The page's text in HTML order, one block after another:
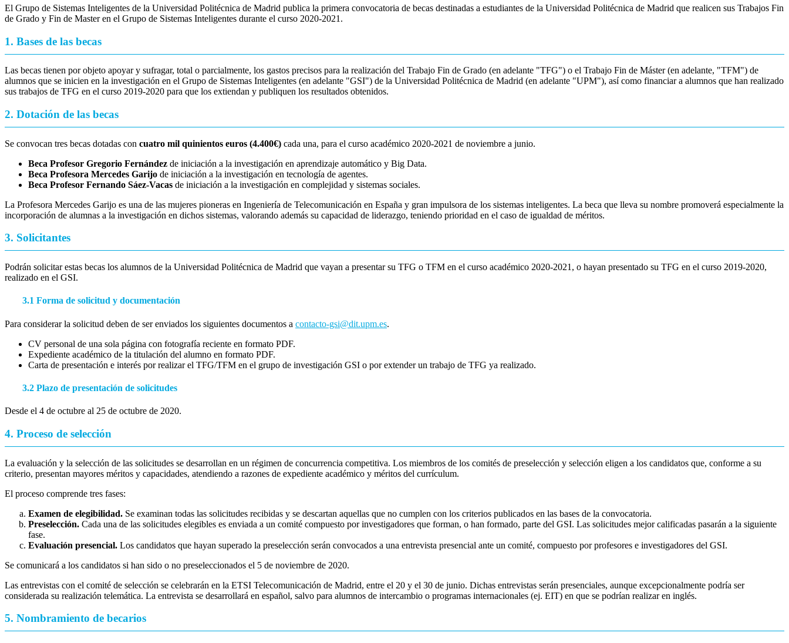
El Grupo de Sistemas Inteligentes de la Universidad Politécnica de Madrid publica la primera convocatoria de becas destinadas a estudiantes de la Universidad Politécnica de Madrid que realicen sus Trabajos Fin
de Grado y Fin de Master en el Grupo de Sistemas Inteligentes durante el curso 2020-2021.
1. Bases de las becas
Las becas tienen por objeto apoyar y sufragar, total o parcialmente, los gastos precisos para la realización del Trabajo Fin de Grado (en adelante "TFG") o el Trabajo Fin de Máster (en adelante, "TFM") de
alumnos que se inicien en la investigación en el Grupo de Sistemas Inteligentes (en adelante "GSI") de la Universidad Politécnica de Madrid (en adelante "UPM"), así como financiar a alumnos que han realizado
sus trabajos de TFG en el curso 2019-2020 para que los extiendan y publiquen los resultados obtenidos.
2. Dotación de las becas
Se convocan tres becas dotadas con cuatro mil quinientos euros (4.400€) cada una, para el curso académico 2020-2021 de noviembre a junio.
Beca Profesor Gregorio Fernández de iniciación a la investigación en aprendizaje automático y Big Data.
Beca Profesora Mercedes Garijo de iniciación a la investigación en tecnología de agentes.
Beca Profesor Fernando Sáez-Vacas de iniciación a la investigación en complejidad y sistemas sociales.
La Profesora Mercedes Garijo es una de las mujeres pioneras en Ingeniería de Telecomunicación en España y gran impulsora de los sistemas inteligentes. La beca que lleva su nombre promoverá especialmente la
incorporación de alumnas a la investigación en dichos sistemas, valorando además su capacidad de liderazgo, teniendo prioridad en el caso de igualdad de méritos.
3. Solicitantes
Podrán solicitar estas becas los alumnos de la Universidad Politécnica de Madrid que vayan a presentar su TFG o TFM en el curso académico 2020-2021, o hayan presentado su TFG en el curso 2019-2020,
realizado en el GSI.
3.1 Forma de solicitud y documentación
Para considerar la solicitud deben de ser enviados los siguientes documentos a contacto-gsi@dit.upm.es.
CV personal de una sola página con fotografía reciente en formato PDF.
Expediente académico de la titulación del alumno en formato PDF.
Carta de presentación e interés por realizar el TFG/TFM en el grupo de investigación GSI o por extender un trabajo de TFG ya realizado.
3.2 Plazo de presentación de solicitudes
Desde el 4 de octubre al 25 de octubre de 2020.
4. Proceso de selección
La evaluación y la selección de las solicitudes se desarrollan en un régimen de concurrencia competitiva. Los miembros de los comités de preselección y selección eligen a los candidatos que, conforme a su
criterio, presentan mayores méritos y capacidades, atendiendo a razones de expediente académico y méritos del currículum.
El proceso comprende tres fases:
Examen de elegibilidad. Se examinan todas las solicitudes recibidas y se descartan aquellas que no cumplen con los criterios publicados en las bases de la convocatoria.
Preselección. Cada una de las solicitudes elegibles es enviada a un comité compuesto por investigadores que forman, o han formado, parte del GSI. Las solicitudes mejor calificadas pasarán a la siguiente
fase.
Evaluación presencial. Los candidatos que hayan superado la preselección serán convocados a una entrevista presencial ante un comité, compuesto por profesores e investigadores del GSI.
Se comunicará a los candidatos si han sido o no preseleccionados el 5 de noviembre de 2020.
Las entrevistas con el comité de selección se celebrarán en la ETSI Telecomunicación de Madrid, entre el 20 y el 30 de junio. Dichas entrevistas serán presenciales, aunque excepcionalmente podría ser
considerada su realización telemática. La entrevista se desarrollará en español, salvo para alumnos de intercambio o programas internacionales (ej. EIT) en que se podrían realizar en inglés.
5. Nombramiento de becarios